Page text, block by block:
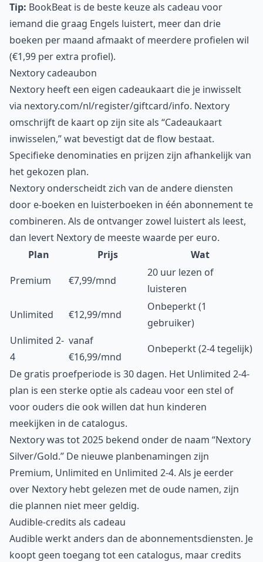
Tip: BookBeat is de beste keuze als cadeau voor
iemand die graag Engels luistert, meer dan drie
boeken per maand afmaakt of meerdere profielen wil
(€1,99 per extra profiel).
Nextory cadeaubon
Nextory heeft een eigen cadeaukaart die je inwisselt
via nextory.com/nl/register/giftcard/info. Nextory
omschrijft de kaart op zijn site als “Cadeaukaart
inwisselen,” wat bevestigt dat de flow bestaat.
Specifieke denominaties en prijzen zijn afhankelijk van
het gekozen plan.
Nextory onderscheidt zich van de andere diensten
door e-boeken en luisterboeken in één abonnement te
combineren. Als de ontvanger zowel luistert als leest,
dan levert Nextory de meeste waarde per euro.
Plan
Prijs
Wat
Premium
€7,99/mnd
20 uur lezen of
luisteren
Unlimited
€12,99/mnd
Onbeperkt (1
gebruiker)
Unlimited 2-
4
vanaf
€16,99/mnd
Onbeperkt (2-4 tegelijk)
De gratis proefperiode is 30 dagen. Het Unlimited 2-4-
plan is een sterke optie als cadeau voor een stel of
voor ouders die ook willen dat hun kinderen
meekijken in de catalogus.
Nextory was tot 2025 bekend onder de naam “Nextory
Silver/Gold.” De nieuwe planbenamingen zijn
Premium, Unlimited en Unlimited 2-4. Als je eerder
over Nextory hebt gelezen met de oude namen, zijn
die plannen niet meer geldig.
Audible-credits als cadeau
Audible werkt anders dan de abonnementsdiensten. Je
koopt geen toegang tot een catalogus, maar credits